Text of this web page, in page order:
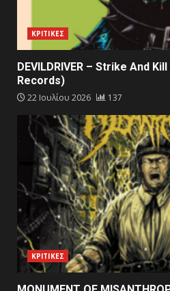
ΚΡΙΤΙΚΕΣ
DEVILDRIVER – Strike And
Records)
22 Ιουλίου 2026 137
ΚΡΙΤΙΚΕΣ